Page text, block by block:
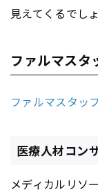
見えてくるでしょ
ファルマスタ
ファルマスタッフ
医療人材コン
メディカルリソ